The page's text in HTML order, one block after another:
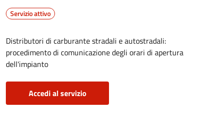
Servizio attivo
Distributori di carburante stradali e autostradali:
procedimento di comunicazione degli orari di apertura
dell'impianto
Accedi al servizio